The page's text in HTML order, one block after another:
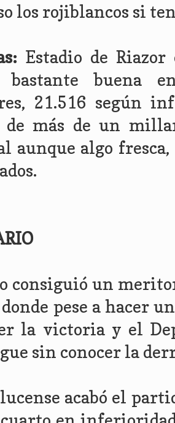
los rojiblancos si
Estadio de
bastante buena
21.516 según
de más de un
aunque algo
consiguió un
donde pese a hacer
la victoria y el
sin conocer la
acabó el